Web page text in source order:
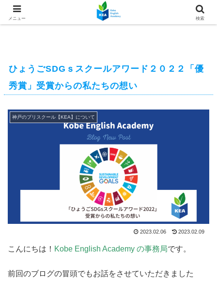
ひょうごSDGｓスクールアワード２０２２「優
秀賞」受賞からの私たちの想い
神戸のプリスクール【KEA】について
2023.02.06 2023.02.09
こんにちは！ Kobe English Academy の事務局です。
前回のブログの冒頭でもお話をさせていただきました
メニュー 検索